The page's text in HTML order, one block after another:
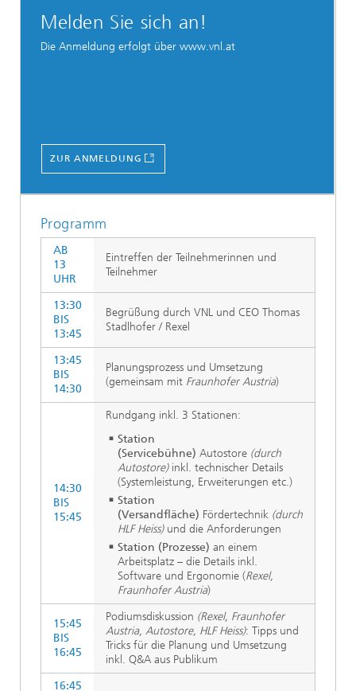
Melden Sie sich an!
Die Anmeldung erfolgt über www.vnl.at
ZUR ANMELDUNG
Programm
AB
13
UHR
Eintreffen der Teilnehmerinnen und
Teilnehmer
13:30
BIS
13:45
Begrüßung durch VNL und CEO Thomas
Stadlhofer / Rexel
13:45
BIS
14:30
Planungsprozess und Umsetzung
(gemeinsam mit Fraunhofer Austria)
14:30
BIS
15:45
Rundgang inkl. 3 Stationen:
Station
(Servicebühne) Autostore (durch
Autostore)inkl. technischer Details
(Systemleistung, Erweiterungen etc.)
Station
(Versandfläche) Fördertechnik (durch
HLF Heiss)und die Anforderungen
Station (Prozesse) an einem
Arbeitsplatz – die Details inkl.
Software und Ergonomie (Rexel,
Fraunhofer Austria)
15:45
BIS
16:45
Podiumsdiskussion (Rexel, Fraunhofer
Austria, Autostore, HLF Heiss): Tipps und
Tricks für die Planung und Umsetzung
inkl. Q&A aus Publikum
16:45